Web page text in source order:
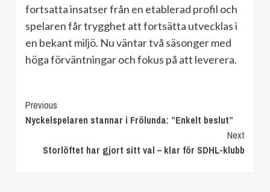
fortsatta insatser från en etablerad profil och
spelaren får trygghet att fortsätta utvecklas i
en bekant miljö. Nu väntar två säsonger med
höga förväntningar och fokus på att leverera.
Continue
Reading
Previous
Nyckelspelaren stannar i Frölunda: ”Enkelt beslut”
Next
Storlöftet har gjort sitt val – klar för SDHL-klubb